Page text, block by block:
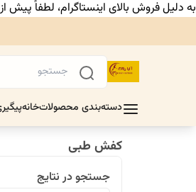
به دلیل فروش بالای اینستاگرام، لطفاً
دسته‌بندی محصولاتخانه
کفش طبی
جستجو در نتایج